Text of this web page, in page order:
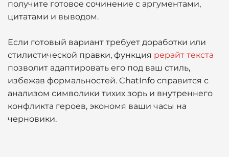
получите готовое сочинение с аргументами,
цитатами и выводом.
Если готовый вариант требует доработки или
стилистической правки, функция рерайт текста
позволит адаптировать его под ваш стиль,
избежав формальностей. ChatInfo справится с
анализом символики тихих зорь и внутреннего
конфликта героев, экономя ваши часы на
черновики.